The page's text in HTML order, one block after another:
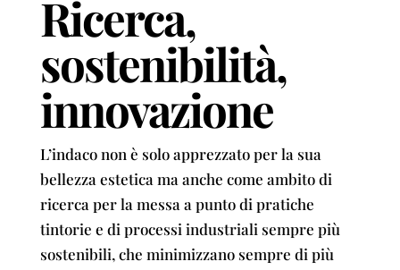
Ricerca,
sostenibilità,
innovazione
L’indaco non è solo apprezzato per la sua
bellezza estetica ma anche come ambito di
ricerca per la messa a punto di pratiche
tintorie e di processi industriali sempre più
sostenibili, che minimizzano sempre di più